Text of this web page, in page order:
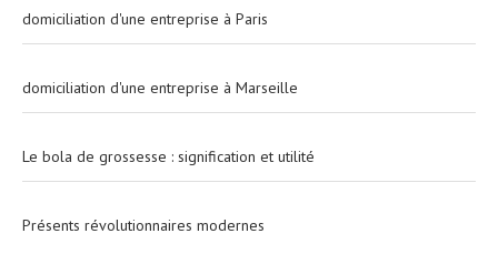
domiciliation d'une entreprise à Paris
domiciliation d'une entreprise à Marseille
Le bola de grossesse : signification et utilité
Présents révolutionnaires modernes